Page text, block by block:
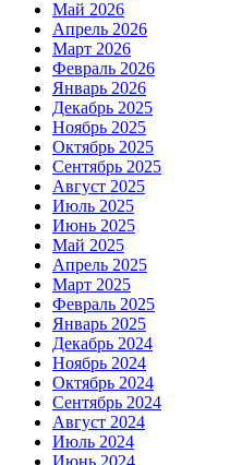
Май 2026
Апрель 2026
Март 2026
Февраль 2026
Январь 2026
Декабрь 2025
Ноябрь 2025
Октябрь 2025
Сентябрь 2025
Август 2025
Июль 2025
Июнь 2025
Май 2025
Апрель 2025
Март 2025
Февраль 2025
Январь 2025
Декабрь 2024
Ноябрь 2024
Октябрь 2024
Сентябрь 2024
Август 2024
Июль 2024
Июнь 2024